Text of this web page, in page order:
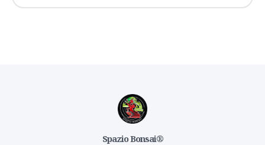
Spazio Bonsai®